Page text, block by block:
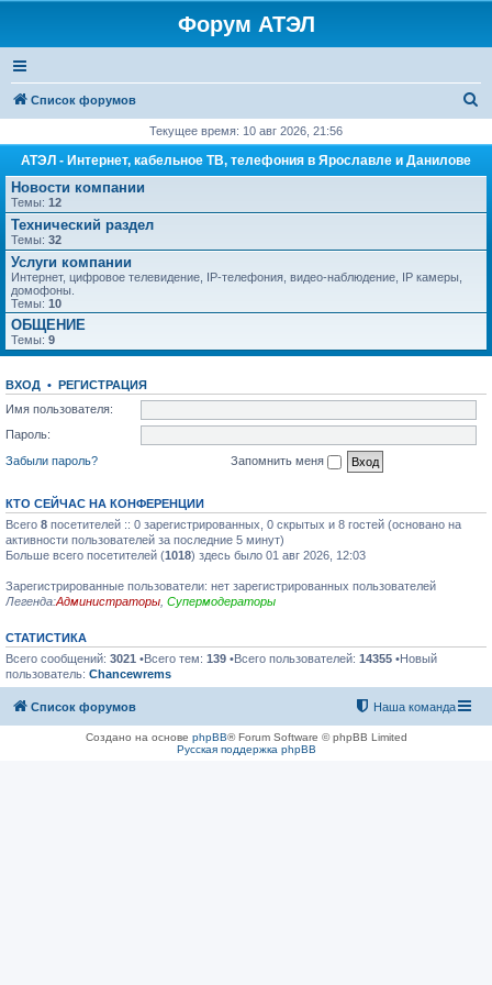
Форум АТЭЛ
Список форумов
с
Текущее время: 10 авг 2026, 21:56
АТЭЛ - Интернет, кабельное ТВ, телефония в Ярославле и Данилове
Новости компании
Темы: 12
Технический раздел
Темы: 32
Услуги компании
Интернет, цифровое телевидение, IP-телефония, видео-наблюдение, IP камеры,
домофоны.
Темы: 10
ОБЩЕНИЕ
Темы: 9
ВХОД • РЕГИСТРАЦИЯ
Имя пользователя:
Пароль:
Забыли пароль?
Запомнить меня
КТО СЕЙЧАС НА КОНФЕРЕНЦИИ
Всего 8 посетителей :: 0 зарегистрированных, 0 скрытых и 8 гостей (основано на
активности пользователей за последние 5 минут)
Больше всего посетителей (1018) здесь было 01 авг 2026, 12:03
Зарегистрированные пользователи: нет зарегистрированных пользователей
Легенда:Администраторы Супермодераторы
СТАТИСТИКА
Всего сообщений: 3021 •Всего тем: 139 •Всего пользователей: 14355 •Новый
пользователь: Chancewrems
Список форумов Наша команда
Создано на основе phpBB® Forum Software © phpBB Limited
Русская поддержка phpBB